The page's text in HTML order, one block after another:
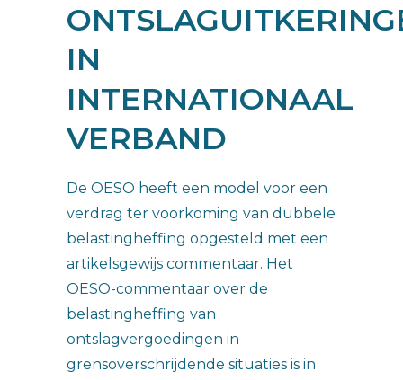
IN
INTERNATIONAAL
VERBAND
De OESO heeft een model voor een
verdrag ter voorkoming van dubbele
belastingheffing opgesteld met een
artikelsgewijs commentaar. Het
OESO-commentaar over de
belastingheffing van
ontslagvergoedingen in
grensoverschrijdende situaties is in